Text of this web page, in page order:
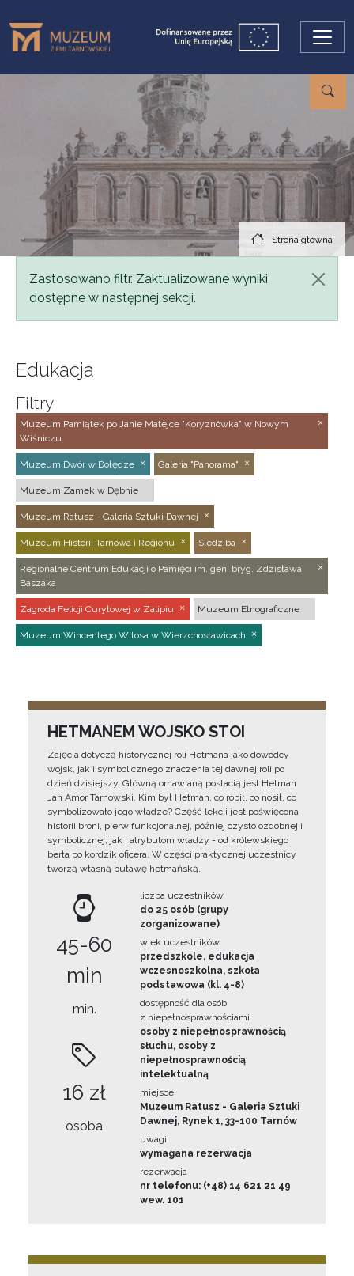
Strona główna
Komunikat
Zastosowano filtr. Zaktualizowane wyniki
dostępne w następnej sekcji.
Edukacja
Filtry
Muzeum Pamiątek po Janie Matejce "Koryznówka" w Nowym
Wiśniczu
Muzeum Dwór w Dołędze Galeria "Panorama"
Muzeum Zamek w Dębnie
Muzeum Ratusz - Galeria Sztuki Dawnej
Muzeum Historii Tarnowa i Regionu Siedziba
Regionalne Centrum Edukacji o Pamięci im. gen. bryg. Zdzisława
Baszaka
Zagroda Felicji Curyłowej w Zalipiu Muzeum Etnograficzne
Muzeum Wincentego Witosa w Wierzchosławicach
HETMANEM WOJSKO STOI
Zajęcia dotyczą historycznej roli Hetmana jako dowódcy
wojsk, jak i symbolicznego znaczenia tej dawnej roli po
dzień dzisiejszy. Główną omawianą postacią jest Hetman
Jan Amor Tarnowski. Kim był Hetman, co robił, co nosił, co
symbolizowało jego władze? Część lekcji jest poświęcona
historii broni, pierw funkcjonalnej, później czysto ozdobnej i
symbolicznej, jak i atrybutom władzy - od królewskiego
berła po kordzik oficera. W części praktycznej uczestnicy
tworzą własną buławę hetmańską.
45-60
min
min.
16 zł
osoba
liczba uczestników
do 25 osób (grupy
zorganizowane)
wiek uczestników
przedszkole, edukacja
wczesnoszkolna, szkoła
podstawowa (kl. 4-8)
dostępność dla osób
z niepełnosprawnościami
osoby z niepełnosprawnością
słuchu, osoby z
niepełnosprawnością
intelektualną
miejsce
Muzeum Ratusz - Galeria Sztuki
Dawnej, Rynek 1, 33-100 Tarnów
uwagi
wymagana rezerwacja
rezerwacja
nr telefonu: (+48) 14 621 21 49
wew. 101